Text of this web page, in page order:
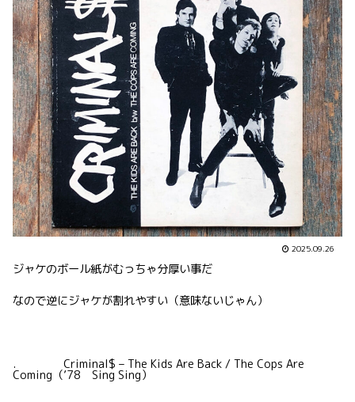
2025.09.26
ジャケのボール紙がむっちゃ分厚い事だ
なので逆にジャケが割れやすい（意味ないじゃん）
. Criminal$ – The Kids Are Back / The Cops Are
Coming（’78 Sing Sing）